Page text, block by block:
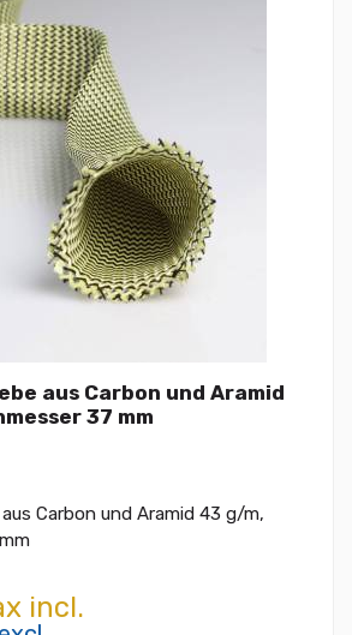
aus Carbon und Aramid
37 mm
Carbon und Aramid 43 g/m,
incl.